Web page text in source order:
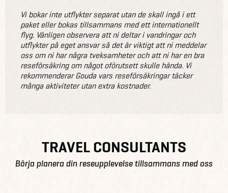
Vi bokar inte utflykter separat utan de skall ingå i ett
paket eller bokas tillsammans med ett internationellt
flyg. Vänligen observera att ni deltar i vandringar och
utflykter på eget ansvar så det är viktigt att ni meddelar
oss om ni har några tveksamheter och att ni har en bra
reseförsäkring om något oförutsett skulle hända. Vi
rekommenderar Gouda vars reseförsäkringar täcker
många aktiviteter utan extra kostnader.
TRAVEL CONSULTANTS
Börja planera din reseupplevelse tillsammans med oss